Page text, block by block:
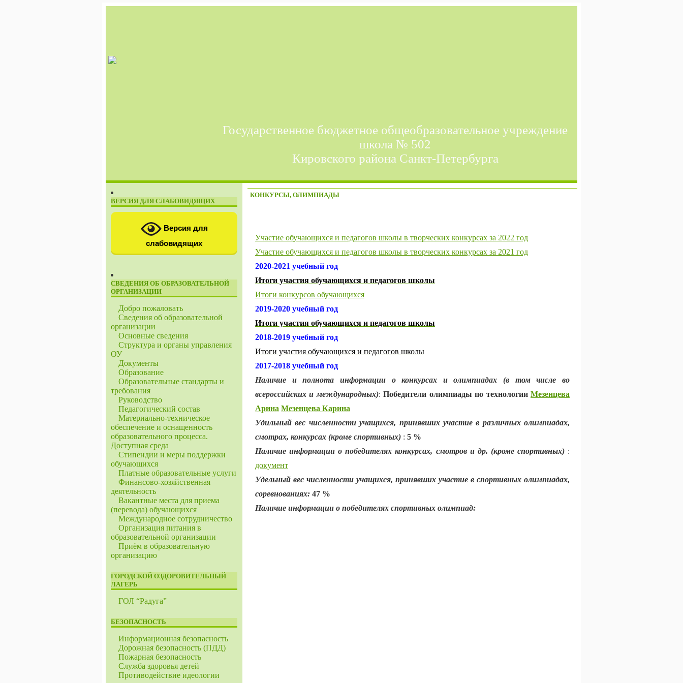
Государственное бюджетное общеобразовательное учреждение
школа № 502
Кировского района Санкт-Петербурга
ВЕРСИЯ ДЛЯ СЛАБОВИДЯЩИХ
Версия для
слабовидящих
СВЕДЕНИЯ ОБ ОБРАЗОВАТЕЛЬНОЙ
ОРГАНИЗАЦИИ
Добро пожаловать
Сведения об образовательной
организации
Основные сведения
Структура и органы управления
ОУ
Документы
Образование
Образовательные стандарты и
требования
Руководство
Педагогический состав
Материально-техническое
обеспечение и оснащенность
образовательного процесса.
Доступная среда
Стипендии и меры поддержки
обучающихся
Платные образовательные услуги
Финансово-хозяйственная
деятельность
Вакантные места для приема
(перевода) обучающихся
Международное сотрудничество
Организация питания в
образовательной организации
Приём в образовательную
организацию
ГОРОДСКОЙ ОЗДОРОВИТЕЛЬНЫЙ
ЛАГЕРЬ
ГОЛ “Радуга”
БЕЗОПАСНОСТЬ
Информационная безопасность
Дорожная безопасность (ПДД)
Пожарная безопасность
Служба здоровья детей
Противодействие идеологии
КОНКУРСЫ, ОЛИМПИАДЫ
Участие обучающихся и педагогов школы в творческих конкурсах за 2022 год
Участие обучающихся и педагогов школы в творческих конкурсах за 2021 год
2020-2021 учебный год
Итоги участия обучающихся и педагогов школы
Итоги конкурсов обучающихся
2019-2020 учебный год
Итоги участия обучающихся и педагогов школы
2018-2019 учебный год
Итоги участия обучающихся и педагогов школы
2017-2018 учебный год
Наличие и полнота информации о конкурсах и олимпиадах (в том числе во
всероссийских и международных):Победители олимпиады по технологииМезенцева
Арина Мезенцева Карина
Удильный вес численности учащихся, принявших участие в различных олимпиадах,
смотрах, конкурсах (кроме спортивных) : 5 %
Наличие информации о победителях конкурсах, смотров и др. (кроме спортивных) :
документ
Удельный вес численности учащихся, принявших участие в спортивных олимпиадах,
соревнованиях: 47 %
Наличие информации о победителях спортивных олимпиад: